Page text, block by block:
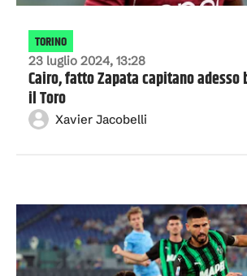
23 luglio 2024, 13:28
TORINO
Cairo, fatto Zapata capitano adesso
il Toro
Xavier Jacobelli